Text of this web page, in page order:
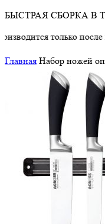
БЫСТРАЯ СБОРКА В
только после
Главная Набор ножей